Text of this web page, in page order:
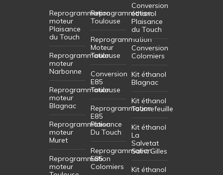
Reprogrammation
moteur
Plaisance
du Touch
Reprogrammation
moteur
Narbonne
Reprogrammation
moteur
Blagnac
Reprogrammation
moteur
Muret
Reprogrammation
moteur
Reprogrammation
Toulouse
Reprogrammation
Moteur
Toulouse
Conversion
E85
Toulouse
Reprogrammation
E85
Plaisance
Du Touch
Reprogrammation
E85
Colomiers
Conversion
éthanol
Plaisance
du Touch
Conversion
Colomiers
Kit éthanol
Blagnac
Kit éthanol
Tournefeuille
Kit éthanol
La
Salvetat
Saint Gilles
Kit éthanol